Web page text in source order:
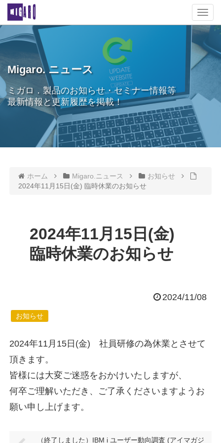
T
o
g
g
l
e
t
i
Migaro. ニュース
ミガロ．製品のお知らせ・セミナー情報等
最新情報と更新履歴を掲載！
ホーム Migaro.ニュース
お知らせ
2024年11月15日(金) 臨時休業のお知らせ
2024年11月15日(金)
臨時休業のお知らせ
2024/11/08
お知らせ
2024年11月15日(金) 社員研修の為休業とさせて
頂きます。
皆様には大変ご迷惑をおかけいたしますが、
何卒ご理解いただき、ご了承くださいますようお
願い申し上げます。
（終了しました）IBM i ユーザー動向調査 (アイマガジ